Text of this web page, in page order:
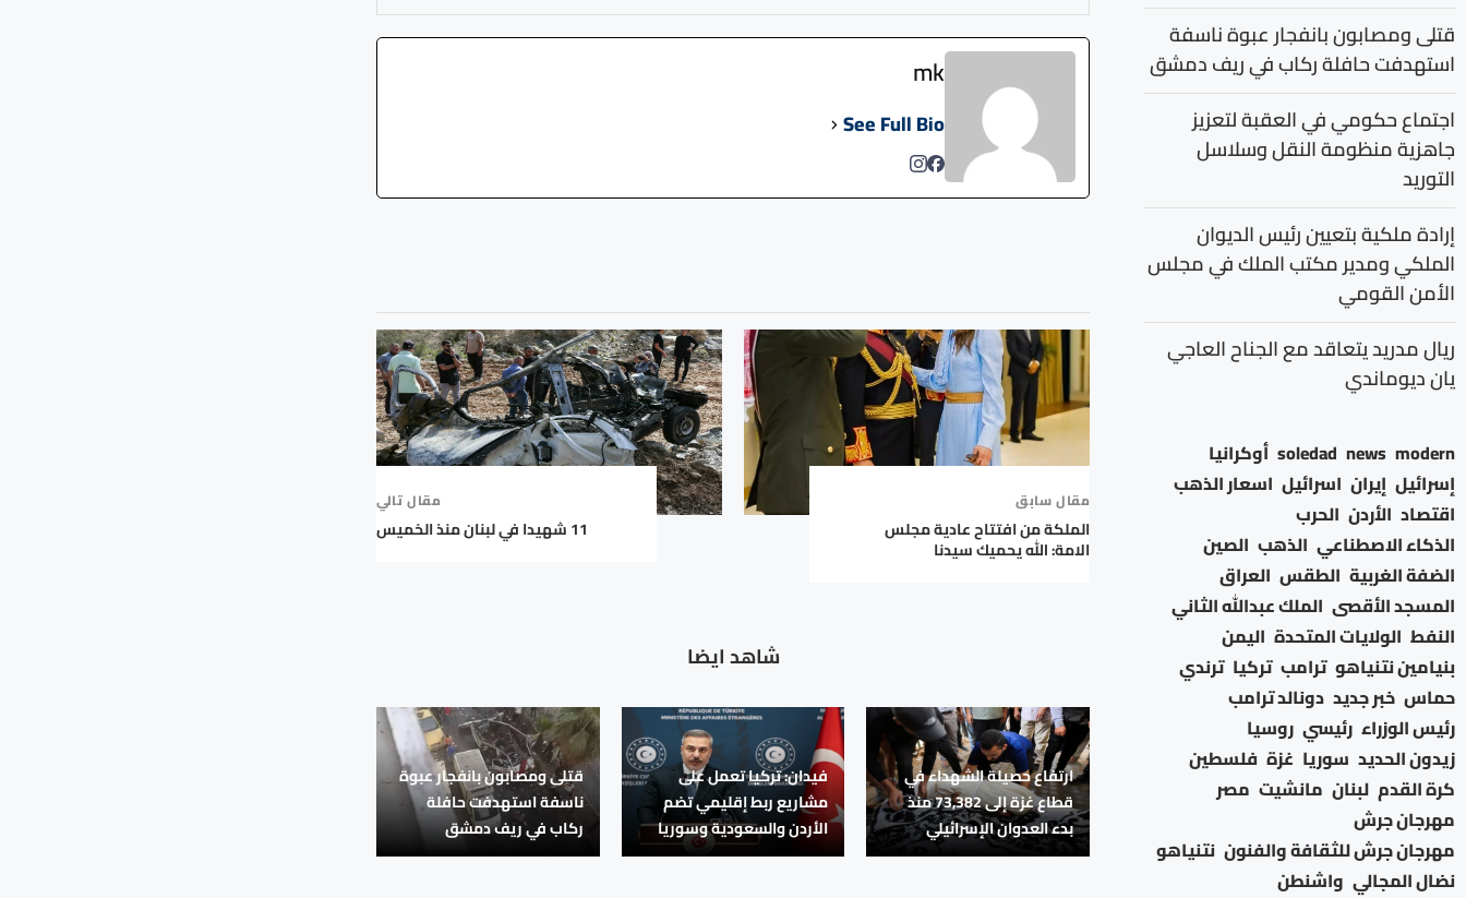
mk
See Full Bio
مقال سابق
الملكة من افتتاح عادية مجلس
الامة: الله يحميك سيدنا
مقال تالي
11 شهيدا في لبنان منذ الخميس
شاهد ايضا
قتلى ومصابون بانفجار عبوة
ناسفة استهدفت حافلة
ركاب في ريف دمشق
فيدان: تركيا تعمل على
مشاريع ربط إقليمي تضم
الأردن والسعودية وسوريا
ارتفاع حصيلة الشهداء في
قطاع غزة إلى 73,382 منذ
بدء العدوان الإسرائيلي
قتلى ومصابون بانفجار عبوة ناسفة
استهدفت حافلة ركاب في ريف دمشق
اجتماع حكومي في العقبة لتعزيز
جاهزية منظومة النقل وسلاسل
التوريد
إرادة ملكية بتعيين رئيس الديوان
الملكي ومدير مكتب الملك في مجلس
الأمن القومي
ريال مدريد يتعاقد مع الجناح العاجي
يان ديوماندي
modern
news
soledad أوكرانيا
إسرائيل إيران اسرائيل اسعار الذهب
اقتصاد الأردن الحرب
الذكاء الاصطناعي الذهب الصين
الضفة الغربية الطقس العراق
المسجد الأقصى الملك عبدالله الثاني
النفط الولايات المتحدة اليمن
بنيامين نتنياهو ترامب تركيا ترندي
حماس خبر جديد دونالد ترامب
رئيس الوزراء رئيسي روسيا
زيدون الحديد سوريا غزة فلسطين
كرة القدم لبنان مانشيت مصر
مهرجان جرش
مهرجان جرش للثقافة والفنون نتنياهو
نضال المجالي واشنطن